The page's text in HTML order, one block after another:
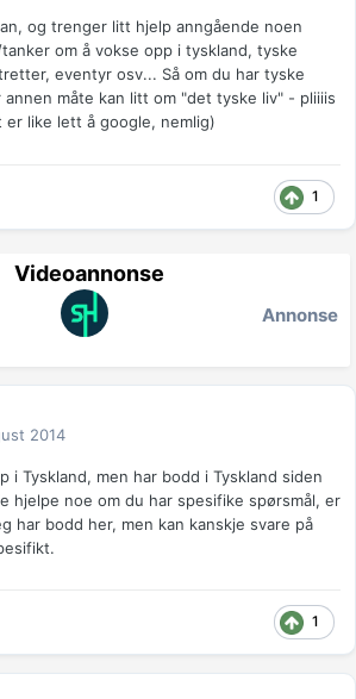
og trenger litt hjelp anngående noen
om å vokse opp i tyskland, tyske
eventyr osv... Så om du har tyske
måte kan litt om "det tyske liv" - pliiiis
er like lett å google, nemlig)
1
Videoannonse
Annonse
2014
i Tyskland, men har bodd i Tyskland siden
hjelpe noe om du har spesifike spørsmål, er
har bodd her, men kan kanskje svare på
1